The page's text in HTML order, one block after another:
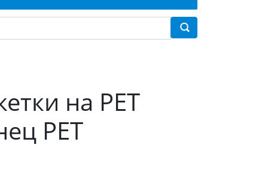
на PET
PET